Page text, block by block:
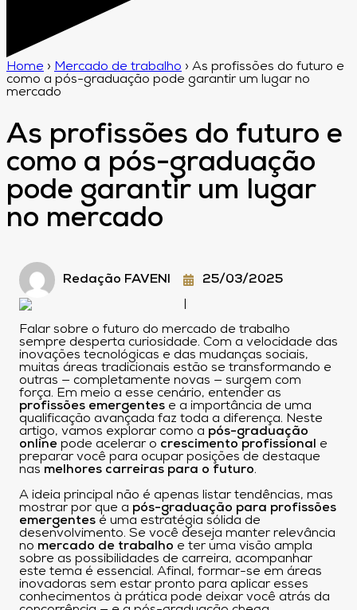
Home › Mercado de trabalho › As profissões do futuro e
como a pós-graduação pode garantir um lugar no
mercado
As profissões do futuro e
como a pós-graduação
pode garantir um lugar
no mercado
Redação FAVENI 25/03/2025
Falar sobre o futuro do mercado de trabalho
sempre desperta curiosidade. Com a velocidade das
inovações tecnológicas e das mudanças sociais,
muitas áreas tradicionais estão se transformando e
outras — completamente novas — surgem com
força. Em meio a esse cenário, entender as
profissões emergentes e a importância de uma
qualificação avançada faz toda a diferença. Neste
artigo, vamos explorar como a pós-graduação
online pode acelerar o crescimento profissional
e
preparar você para ocupar posições de destaque
nas melhores carreiras para o futuro.
A ideia principal não é apenas listar tendências, mas
mostrar por que a pós-graduação para profissões
emergentes é uma estratégia sólida de
desenvolvimento. Se você deseja manter relevância
no mercado de trabalho e ter uma visão ampla
sobre as possibilidades de carreira, acompanhar
este tema é essencial. Afinal, formar-se em áreas
inovadoras sem estar pronto para aplicar esses
conhecimentos à prática pode deixar você atrás da